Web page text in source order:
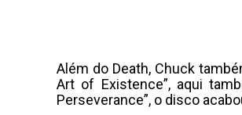
Além do Death, Chuck
Art of Existence”, aqui
Perseverance”, o disco